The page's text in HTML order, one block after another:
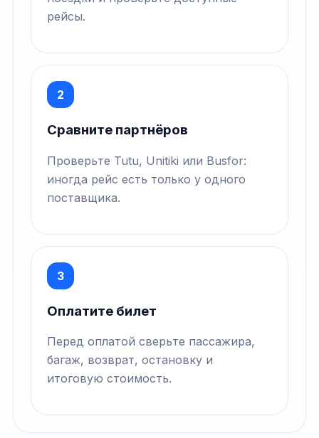
рейсы.
2
Сравните партнёров
Проверьте Tutu, Unitiki или Busfor:
иногда рейс есть только у одного
поставщика.
3
Оплатите билет
Перед оплатой сверьте пассажира,
багаж, возврат, остановку и
итоговую стоимость.